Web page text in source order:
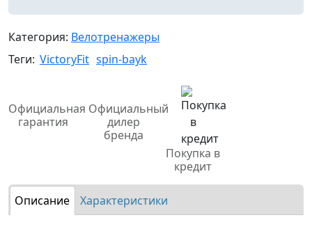
Категория: Велотренажеры
Теги: VictoryFit spin-bayk
Официальная
гарантия
Официальный
дилер
бренда
Покупка в
кредит
Описание Характеристики